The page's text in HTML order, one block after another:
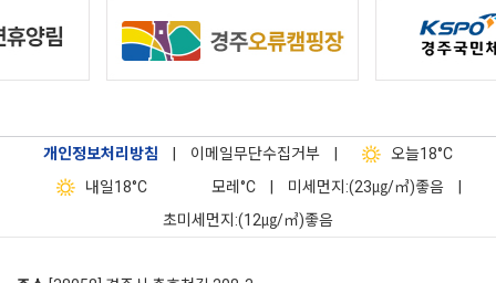
개인정보처리방침 이메일무단수집거부 오늘18°C
내일18°C 모레 °C 미세먼지:(23㎍/㎥)좋음
초미세먼지:(12㎍/㎥)좋음